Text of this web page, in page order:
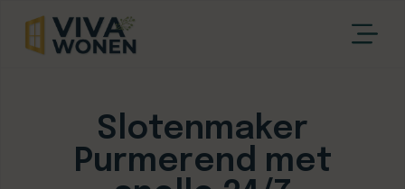
Slotenmaker
Purmerend met